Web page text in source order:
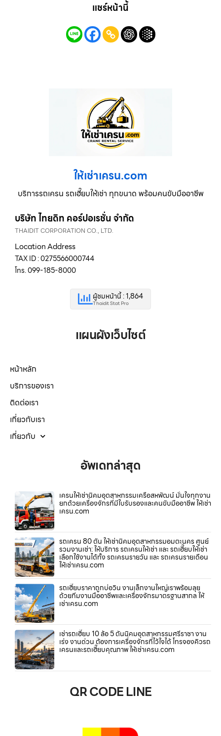
แชร์หน้านี้
ให้เช่าเครน.com
บริการรถเครน รถเฮี๊ยบให้เช่า ทุกขนาด พร้อมคนขับมืออาชีพ
บริษัท ไทยดิท คอร์ปอเรชั่น จำกัด
THAIDIT CORPORATION CO., LTD.
Location Address
TAX ID : 0275566000744
โทร. 099-185-8000
ผู้ชมหน้านี้ : 1,864
Thaidit Stat Pro
แผนผังเว็บไซต์
หน้าหลัก
บริการของเรา
ติดต่อเรา
เกี่ยวกับเรา
เกี่ยวกับ
อัพเดทล่าสุด
เครนให้เช่านิคมอุตสาหกรรมเครือสหพัฒน์ มั่นใจทุกงาน
ยกด้วยเครื่องจักรที่มีใบรับรองและคนขับมืออาชีพ ให้เช่า
เครน.com
รถเครน 80 ตัน ให้เช่านิคมอุตสาหกรรมอมตะนคร ศูนย์
รวมงานเช่า: ให้บริการ รถเครนให้เช่า และ รถเฮี๊ยบให้เช่า
เลือกใช้งานได้ทั้ง รถเครนรายวัน และ รถเครนรายเดือน
ให้เช่าเครน.com
รถเฮี๊ยบราคาถูกบ่อวิน งานเล็กงานใหญ่เราพร้อมลุย
ด้วยทีมงานมืออาชีพและเครื่องจักรมาตรฐานสากล ให้
เช่าเครน.com
เช่ารถเฮี๊ยบ 10 ล้อ 5 ตันนิคมอุตสาหกรรมศรีราชา งาน
เร่ง งานด่วน ต้องการเครื่องจักรที่ไว้ใจได้ โทรจองคิวรถ
เครนและรถเฮี๊ยบคุณภาพ ให้เช่าเครน.com
QR CODE LINE